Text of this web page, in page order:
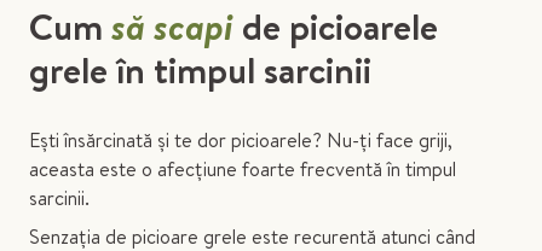
Cumsă scapide picioarele
grele în timpul sarcinii
Ești însărcinată și te dor picioarele? Nu-ți face griji,
aceasta este o afecțiune foarte frecventă în timpul
sarcinii.
Senzația de picioare grele este recurentă atunci când